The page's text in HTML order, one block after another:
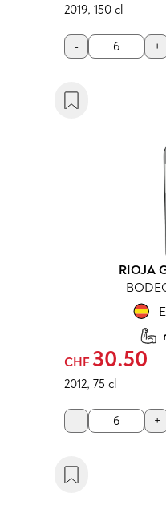
2019, 150 cl
- +
RIOJA
CHF 30.50
2012, 75 cl
- +